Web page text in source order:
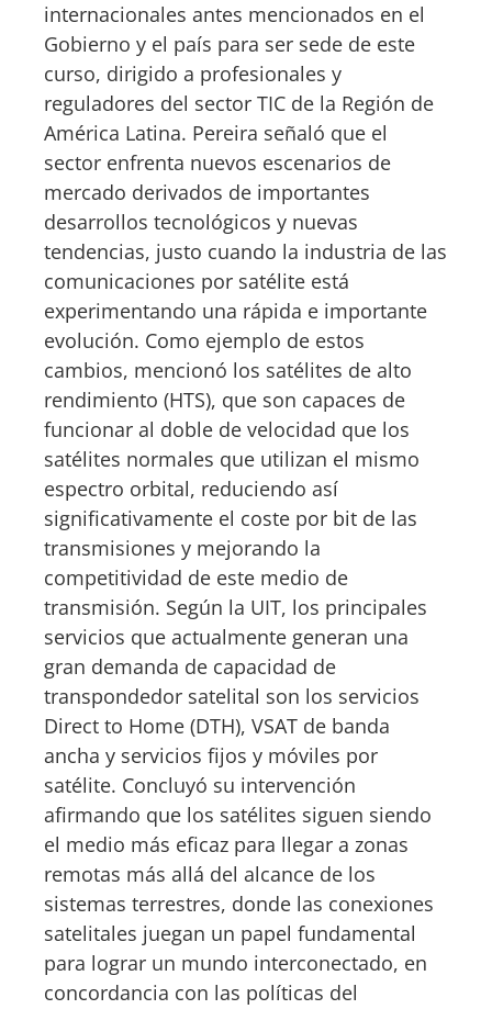
internacionales antes mencionados en el
Gobierno y el país para ser sede de este
curso, dirigido a profesionales y
reguladores del sector TIC de la Región de
América Latina. Pereira señaló que el
sector enfrenta nuevos escenarios de
mercado derivados de importantes
desarrollos tecnológicos y nuevas
tendencias, justo cuando la industria de las
comunicaciones por satélite está
experimentando una rápida e importante
evolución. Como ejemplo de estos
cambios, mencionó los satélites de alto
rendimiento (HTS), que son capaces de
funcionar al doble de velocidad que los
satélites normales que utilizan el mismo
espectro orbital, reduciendo así
significativamente el coste por bit de las
transmisiones y mejorando la
competitividad de este medio de
transmisión. Según la UIT, los principales
servicios que actualmente generan una
gran demanda de capacidad de
transpondedor satelital son los servicios
Direct to Home (DTH), VSAT de banda
ancha y servicios fijos y móviles por
satélite. Concluyó su intervención
afirmando que los satélites siguen siendo
el medio más eficaz para llegar a zonas
remotas más allá del alcance de los
sistemas terrestres, donde las conexiones
satelitales juegan un papel fundamental
para lograr un mundo interconectado, en
concordancia con las políticas del